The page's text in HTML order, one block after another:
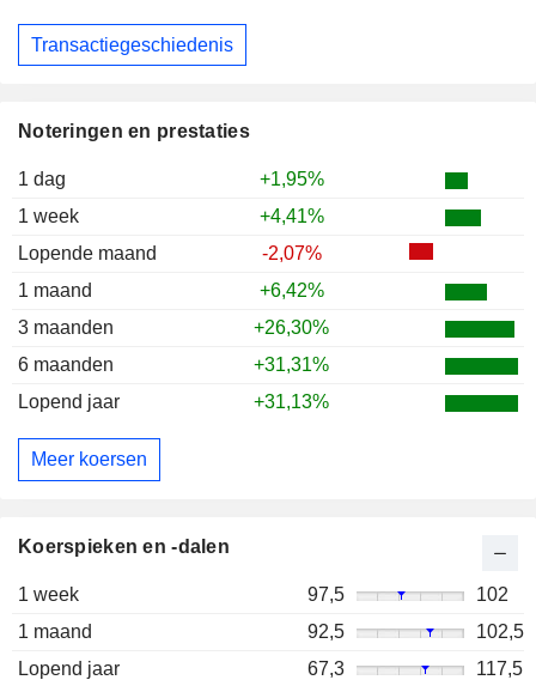
Noteringen en prestaties
1 dag
+1,95%
1 week
+4,41%
Lopende maand
-2,07%
1 maand
+6,42%
3 maanden
+26,30%
6 maanden
+31,31%
Lopend jaar
+31,13%
Meer koersen
Koerspieken en -dalen
1 week 97,5
102
1 maand
92,5
102,5
Lopend jaar
67,3
117,5
Transactiegeschiedenis